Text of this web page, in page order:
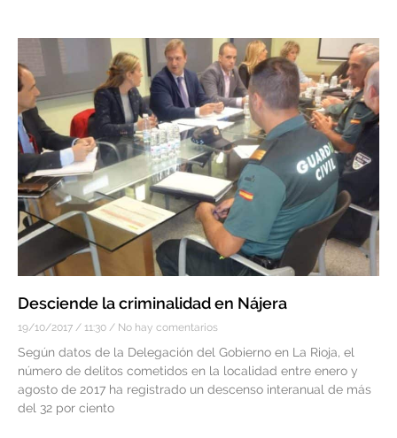
Desciende la criminalidad en Nájera
19/10/2017 11:30 No hay comentarios
Según datos de la Delegación del Gobierno en La Rioja, el
número de delitos cometidos en la localidad entre enero y
agosto de 2017 ha registrado un descenso interanual de más
del 32 por ciento